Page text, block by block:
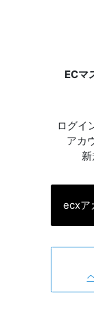
ECマ
ログイ
アカ
ecxア